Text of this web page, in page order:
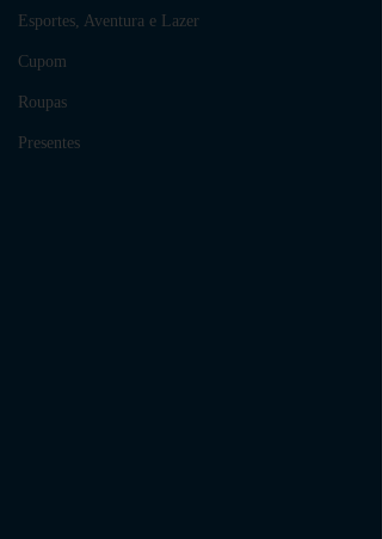
Esportes, Aventura e Lazer
Cupom
Roupas
Presentes